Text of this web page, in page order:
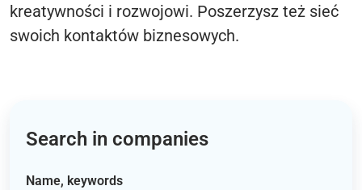
kreatywności i rozwojowi. Poszerzysz też sieć
swoich kontaktów biznesowych.
Search in companies
Name, keywords